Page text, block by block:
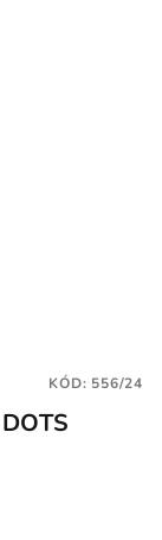
KÓD: 556/24